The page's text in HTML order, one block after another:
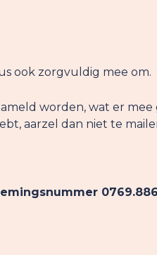
ook zorgvuldig mee om.
worden, wat er
aarzel dan niet te